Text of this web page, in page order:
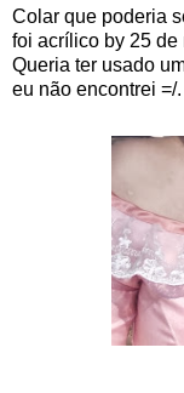
Colar que poderia
foi acrílico by 25 de
Queria ter usado
eu não encontrei =/.